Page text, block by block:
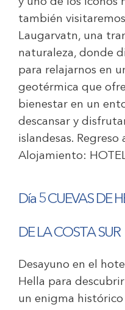
también
Laugarvatn, una
naturaleza, donde
para relajarnos en
geotérmica que
bienestar en un
descansar y
islandesas. Regreso
Alojamiento:
Día 5 CUEVAS DE
DE LA COSTA SUR
Desayuno en el
Hella para
un enigma